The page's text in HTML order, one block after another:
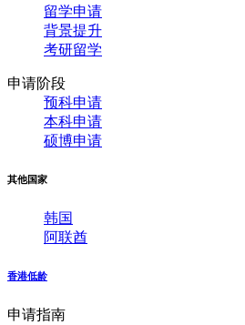
留学申请
背景提升
考研留学
申请阶段
预科申请
本科申请
硕博申请
其他国家
韩国
阿联酋
香港低龄
申请指南